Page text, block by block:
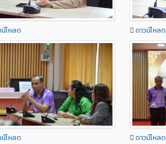
น์โหลด ดาวน์โหลด
น์โหลด ดาวน์โหลด